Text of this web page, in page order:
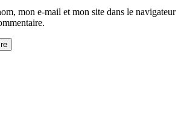
mon e-mail et mon site dans le navigateur